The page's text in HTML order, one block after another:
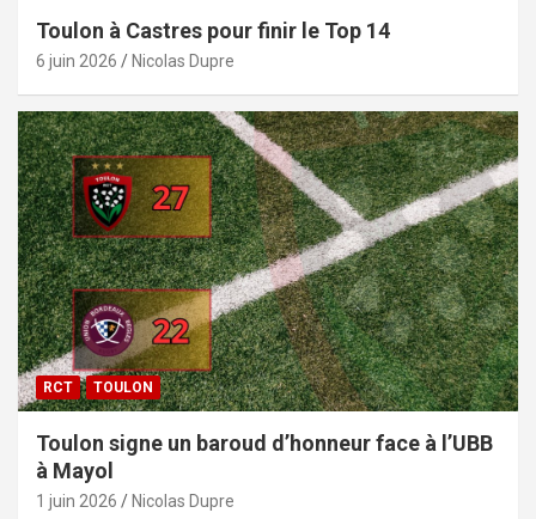
Toulon à Castres pour finir le Top 14
6 juin 2026 Nicolas Dupre
RCT TOULON
Toulon signe un baroud d’honneur face à l’UBB
à Mayol
1 juin 2026 Nicolas Dupre